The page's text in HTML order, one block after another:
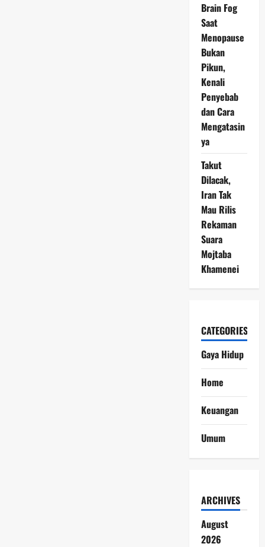
Brain Fog
Saat
Menopause
Bukan
Pikun,
Kenali
Penyebab
dan Cara
Mengatasin
ya
Takut
Dilacak,
Iran Tak
Mau Rilis
Rekaman
Suara
Mojtaba
Khamenei
CATEGORIES
Gaya Hidup
Home
Keuangan
Umum
ARCHIVES
August
2026